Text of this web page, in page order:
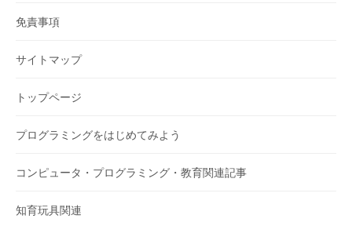
免責事項
サイトマップ
トップページ
プログラミングをはじめてみよう
コンピュータ・プログラミング・教育関連記事
知育玩具関連